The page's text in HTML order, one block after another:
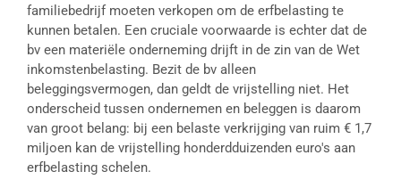
familiebedrijf moeten verkopen om de erfbelasting te
kunnen betalen. Een cruciale voorwaarde is echter dat de
bv een materiële onderneming drijft in de zin van de Wet
inkomstenbelasting. Bezit de bv alleen
beleggingsvermogen, dan geldt de vrijstelling niet. Het
onderscheid tussen ondernemen en beleggen is daarom
van groot belang: bij een belaste verkrijging van ruim € 1,7
miljoen kan de vrijstelling honderdduizenden euro's aan
erfbelasting schelen.